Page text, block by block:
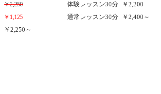
￥2,250
￥1,125
￥2,250～
体験レッスン30分
￥2,200
通常レッスン30分 ￥2,400～